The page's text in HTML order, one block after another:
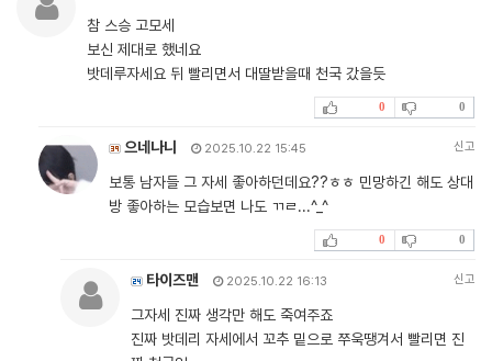
참 스승 고모세
보신 제대로 했네요
밧데루자세요 뒤 빨리면서 대딸받을때 천국 갔을듯
0 0
으네나니 2025.10.22 15:45 신고
보통 남자들 그 자세 좋아하던데요??ㅎㅎ 민망하긴 해도 상대
방 좋아하는 모습보면 나도 ㄲㄹ...^_^
0 0
타이즈맨 2025.10.22 16:13 신고
그자세 진짜 생각만 해도 죽여주죠
진짜 밧데리 자세에서 꼬추 밑으로 쭈욱땡겨서 빨리면 진